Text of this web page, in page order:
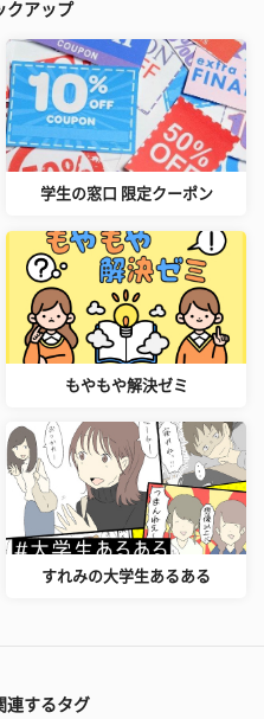
クアップ
学生の窓口 限定クーポン
もやもや解決ゼミ
すれみの大学生あるある
連するタグ